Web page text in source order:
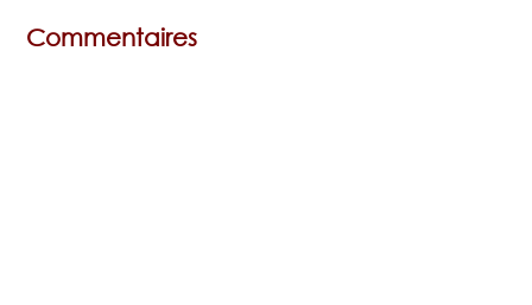
Commentaires